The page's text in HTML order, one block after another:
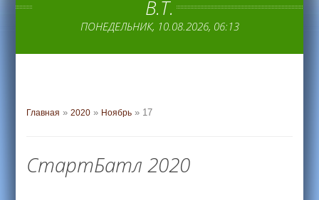
В.Т.
ПОНЕДЕЛЬНИК, 10.08.2026, 06:13
Главная »2020 » Ноябрь » 17
СтартБатл 2020